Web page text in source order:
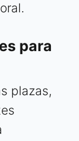
para
plazas,